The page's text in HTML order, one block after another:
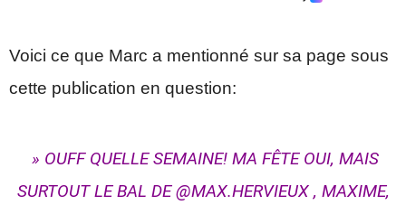
Voici ce que Marc a mentionné sur sa page sous
cette publication en question:
» OUFF QUELLE SEMAINE! MA FÊTE OUI, MAIS
SURTOUT LE BAL DE @MAX.HERVIEUX , MAXIME,